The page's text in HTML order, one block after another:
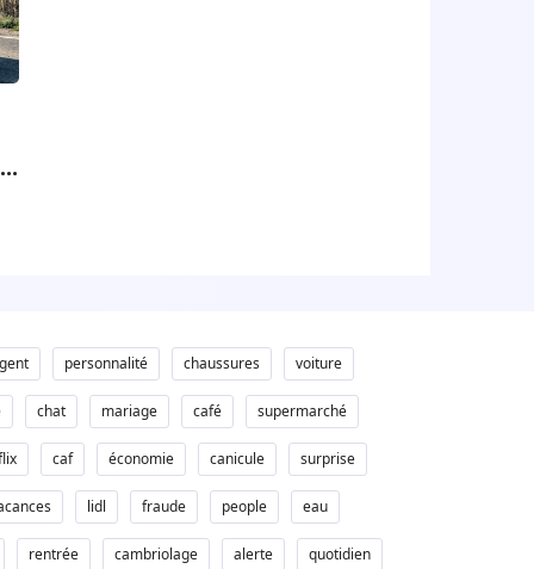
personnalité chaussures voiture
chat mariage café supermarché
caf économie canicule surprise
lidl fraude people eau
rentrée cambriolage alerte quotidien